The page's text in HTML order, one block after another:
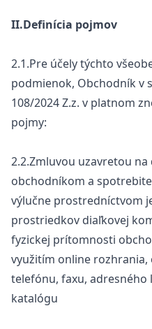
II.Definícia pojmov
2.1.Pre účely týchto
podmienok, Obchodník v
108/2024 Z.z. v platnom
pojmy:
2.2.Zmluvou uzavretou
obchodníkom a
výlučne prostredníctvom
prostriedkov diaľkovej
fyzickej prítomnosti
využitím online rozhrania,
telefónu, faxu,
katalógu